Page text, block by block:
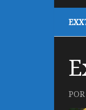
POR